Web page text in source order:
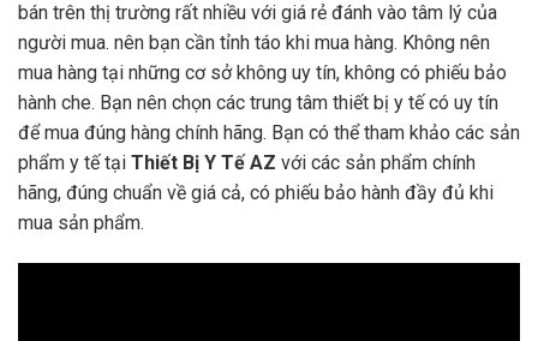
bán trên thị trường rất nhiều với giá rẻ đánh vào tâm lý của
người mua. nên bạn cần tỉnh táo khi mua hàng. Không nên
mua hàng tại những cơ sở không uy tín, không có phiếu bảo
hành che. Bạn nên chọn các trung tâm thiết bị y tế có uy tín
để mua đúng hàng chính hãng. Bạn có thể tham khảo các sản
phẩm y tế tại Thiết Bị Y Tế AZ với các sản phẩm chính
hãng, đúng chuẩn về giá cả, có phiếu bảo hành đầy đủ khi
mua sản phẩm.